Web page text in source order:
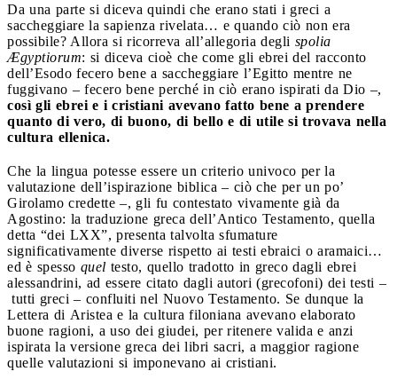
Da una parte si diceva quindi che erano stati i greci a
saccheggiare la sapienza rivelata… e quando ciò non era
possibile? Allora si ricorreva all’allegoria degli spolia
Ægyptiorum: si diceva cioè che come gli ebrei del racconto
dell’Esodo fecero bene a saccheggiare l’Egitto mentre ne
fuggivano – fecero bene perché in ciò erano ispirati da Dio –,
così gli ebrei e i cristiani avevano fatto bene a prendere
quanto di vero, di buono, di bello e di utile si trovava nella
cultura ellenica.
Che la lingua potesse essere un criterio univoco per la
valutazione dell’ispirazione biblica – ciò che per un po’
Girolamo credette –, gli fu contestato vivamente già da
Agostino: la traduzione greca dell’Antico Testamento, quella
detta “dei LXX”, presenta talvolta sfumature
significativamente diverse rispetto ai testi ebraici o aramaici…
ed è spesso quel testo, quello tradotto in greco dagli ebrei
alessandrini, ad essere citato dagli autori (grecofoni) dei testi –
tutti greci – confluiti nel Nuovo Testamento. Se dunque la
Lettera di Aristea e la cultura filoniana avevano elaborato
buone ragioni, a uso dei giudei, per ritenere valida e anzi
ispirata la versione greca dei libri sacri, a maggior ragione
quelle valutazioni si imponevano ai cristiani.